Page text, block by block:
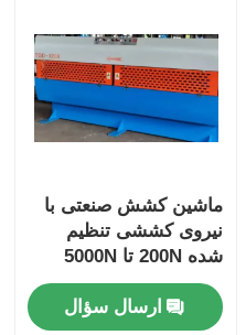
ماشین کشش صنعتی با
نیروی کششی تنظیم
شده 200N تا 5000N
ارسال سؤال